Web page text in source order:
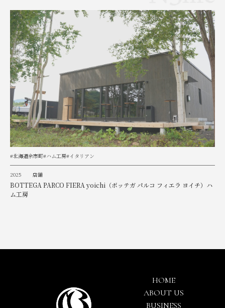
#北海道余市町#ハム工房#イタリアン
2025 店舗
BOTTEGA PARCO FIERA yoichi（ボッテガ パルコ フィエラ ヨイチ）ハ
ム工房
HOME
ABOUT US
BUSINESS